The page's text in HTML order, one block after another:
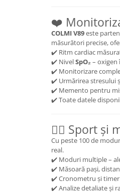
❤️
COLMI V89este
măsurători precise,
✔️ Ritm cardiac
✔️ NivelSpO₂ – oxigen
✔️ Monitorizare
✔️ Urmărirea stresului
✔️ Memento pentru
✔️ Toate datele
🏃‍♀️ Sport și
Cu peste 100 de
real.
✔️ Moduri multiple –
✔️ Măsoară pași,
✔️ Cronometru și
✔️ Analize detaliate și